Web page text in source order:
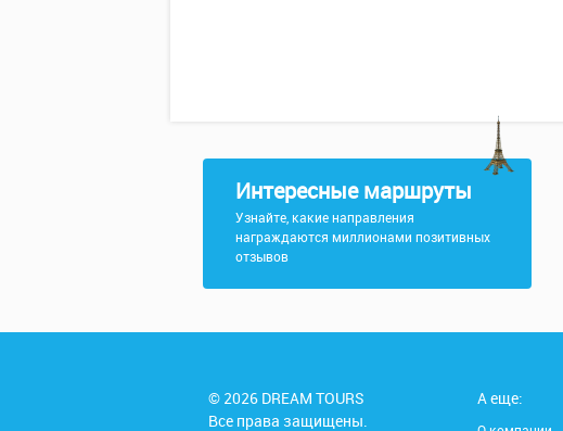
Интересные маршруты
Узнайте, какие направления
награждаются миллионами позитивных
отзывов
© 2026 DREAM TOURS
Все права защищены.
А еще: